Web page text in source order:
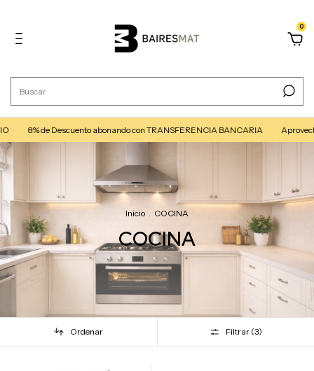
0
abonando con TRANSFERENCIA BANCARIA Aprovechá 3 cuotas
Inicio COCINA
COCINA
Ordenar Filtrar (3)